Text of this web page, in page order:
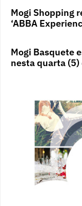
Mogi Shopping
‘ABBA
Mogi Basquete
nesta quarta